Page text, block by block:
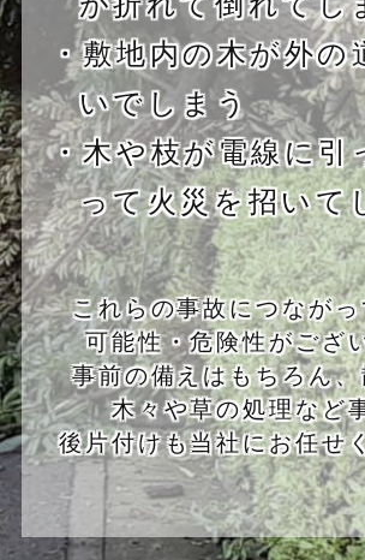
・敷地内の木が外の
いでしまう
・木や枝が電線に引
って火災を招いて
これらの事故につなが
可能性・危険性がござ
事前の備えはもちろん
木々や草の処理など
後片付けも当社にお任せ